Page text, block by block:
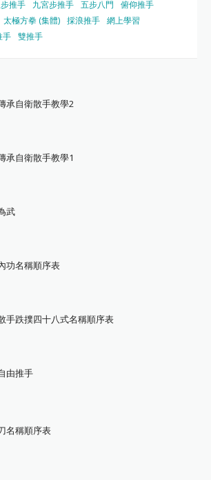
推手 九宮步推手 五步八門
俯仰推手
太極方拳 (集體) 採浪推手 網上學習
手 雙推手
承自衛散手教學2
承自衛散手教學1
武
功名稱順序表
手跌撲四十八式名稱順序表
由推手
名稱順序表